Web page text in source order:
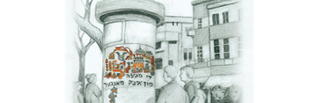
רחל רוז'נסקי
דוד בן-נחום